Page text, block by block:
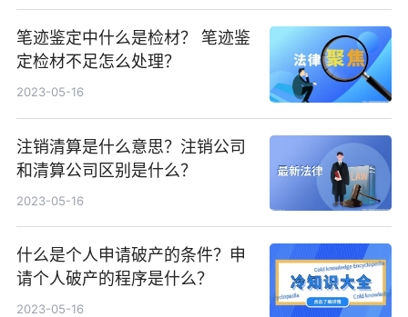
笔迹鉴定中什么是检材？ 笔迹鉴
定检材不足怎么处理？
2023-05-16
注销清算是什么意思？注销公司
和清算公司区别是什么？
2023-05-16
什么是个人申请破产的条件？申
请个人破产的程序是什么？
2023-05-16